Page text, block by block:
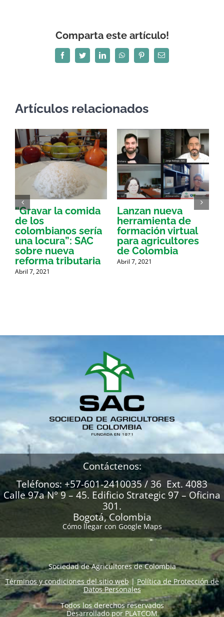
Comparta este artículo!
FacebookTwitterLinkedInWhatsAppPinterestCorreo
electrónico
Artículos relacionados
“Gravar la comida
de los
colombianos sería
una locura”: SAC
sobre nueva
reforma tributaria
Abril 7, 2021
Lanzan nueva
herramienta de
formación virtual
para agricultores
de Colombia
Abril 7, 2021
Contáctenos:
Teléfonos: +57-601-2410035 / 36 Ext. 4083
Calle 97a N° 9 – 45. Edificio Strategic 97 – Oficina
301.
Bogotá, Colombia
Cómo llegar con Google Maps
Sociedad de Agricultores de Colombia
Términos y condiciones del sitio web|Política de Protección de
Datos Personales
Todos los derechos reservados
Desarrollado por PLATCOM